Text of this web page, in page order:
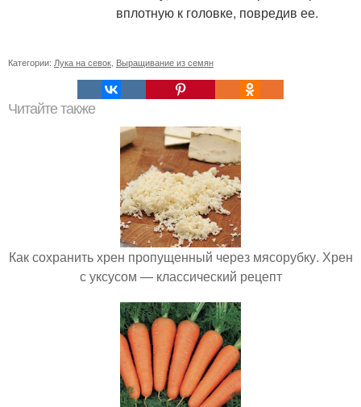
вплотную к головке, повредив ее.
Категории: Лука на севок Выращивание из семян
Читайте также
Как сохранить хрен пропущенный через мясорубку. Хрен
с уксусом — классический рецепт